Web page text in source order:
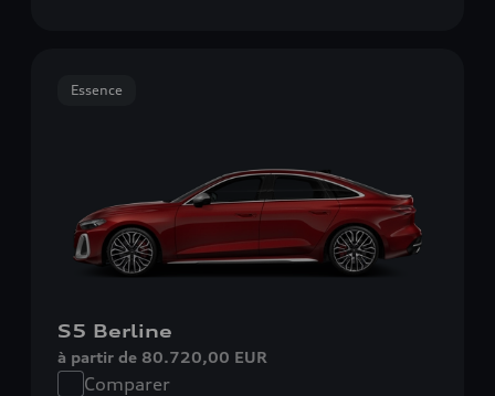
Essence
S5 Berline
à partir de 80.720,00 EUR
Comparer